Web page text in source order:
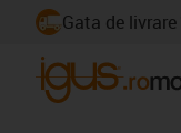
Gata de